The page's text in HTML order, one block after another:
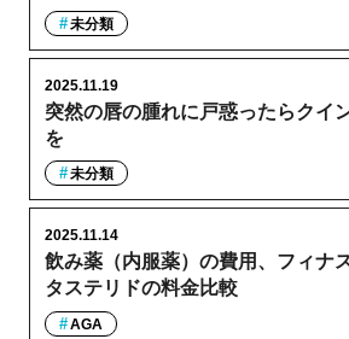
未分類
突然の唇の腫れに戸惑ったらクイ
を
2025.11.19
未分類
飲み薬（内服薬）の費用、フィナ
タステリドの料金比較
2025.11.14
AGA